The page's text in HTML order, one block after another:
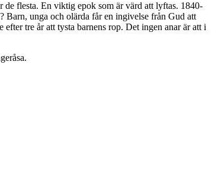
flesta. En viktig epok som är värd att lyftas. 1840-
Barn, unga och olärda får en ingivelse från Gud att
tre år att tysta barnens rop. Det ingen anar är att i